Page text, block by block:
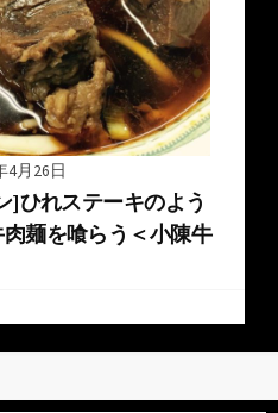
4月26日
]ひれステーキのよう
麺を喰らう＜小陳牛